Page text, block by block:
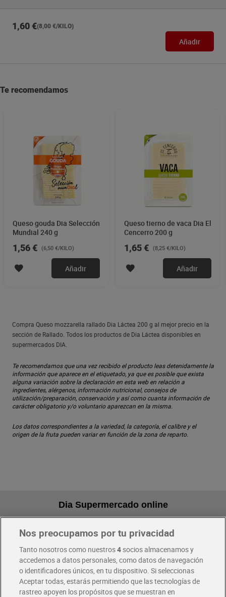
1,60 €(8,00 €/KILO)
Añadir
Te recomendamos
Queso gouda Dia Selección
Mundial 240 g
1,56 € (6,50 €/KILO)
Añadir
Queso tierno de vaca Dia El
Cencerro 200 g
1,65 € (8,25 €/KILO)
Añadir
Compra Queso mozzarella rallado Dia Láctea 200 g al mejor precio en la
sección de Rallado. Todos los productos de Dia Láctea disponibles en
supermercados DIA.
Te recomendamos que una vez recibido el producto leas detenidamente la
información que aparece en el etiquetado, ya que es posible que exista
alguna variación sobre la declaración en esta web en relación a
ingredientes, alérgenos, información nutricional, consejos de
utilización/preparación, conservación y así como cuanta información de
carácter obligatorio y/o voluntario aparezcan en la misma.
Los datos correspondientes a la variedad, la categoría, el calibre y el
origen de la fruta pueden variar en función de la zona de reparto.
Dia Supermercado online
Pide hoy, recibe hoy
Envío gratis por compras superiores a 100€
Envío estandar por 4,99€
Nos preocupamos por tu privacidad
Tanto nosotros como nuestros4socios almacenamos y
accedemos a datos personales, como datos de navegación
o identificadores únicos, en tu dispositivo. Si seleccionas
Aceptar todas, estarás permitiendo que las tecnologías de
rastreo apoyen los propósitos que se muestran en